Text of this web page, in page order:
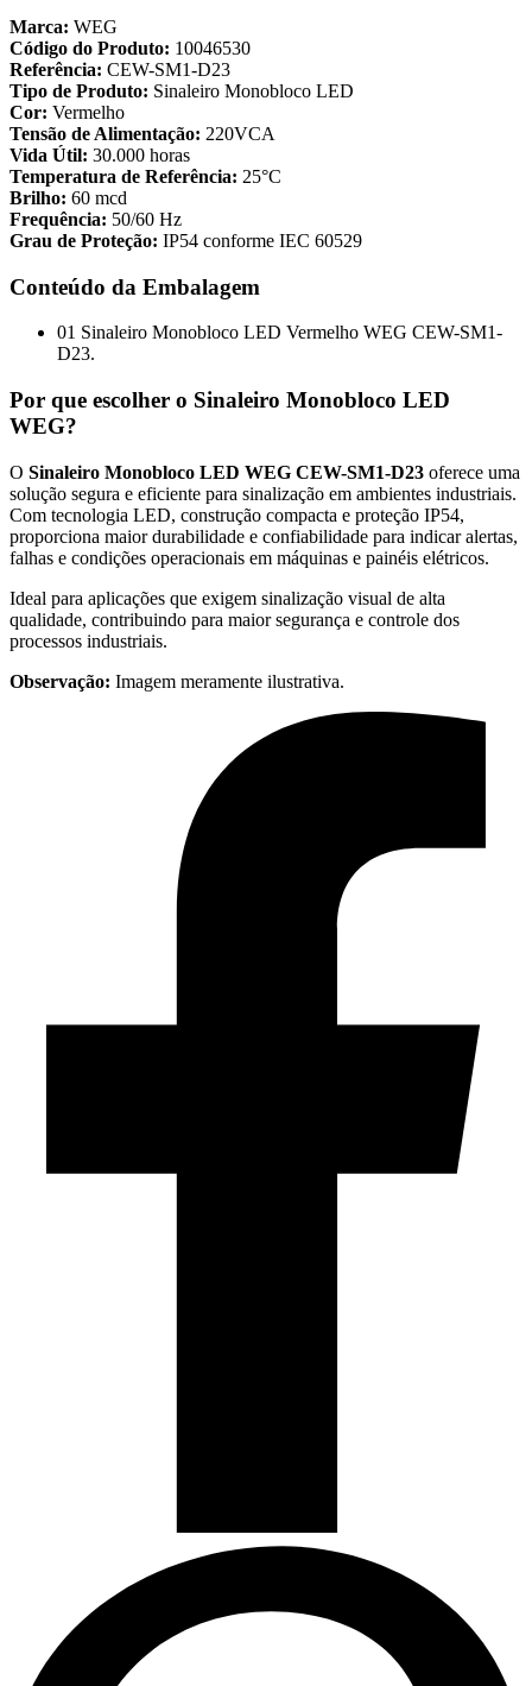
Marca: WEG
Código do Produto: 10046530
Referência: CEW-SM1-D23
Tipo de Produto: Sinaleiro Monobloco LED
Cor: Vermelho
Tensão de Alimentação: 220VCA
Vida Útil: 30.000 horas
Temperatura de Referência: 25°C
Brilho: 60 mcd
Frequência: 50/60 Hz
Grau de Proteção: IP54 conforme IEC 60529
Conteúdo da Embalagem
01 Sinaleiro Monobloco LED Vermelho WEG CEW-SM1-
D23.
Por que escolher o Sinaleiro Monobloco LED
WEG?
O Sinaleiro Monobloco LED WEG CEW-SM1-D23 oferece uma
solução segura e eficiente para sinalização em ambientes industriais.
Com tecnologia LED, construção compacta e proteção IP54,
proporciona maior durabilidade e confiabilidade para indicar alertas,
falhas e condições operacionais em máquinas e painéis elétricos.
Ideal para aplicações que exigem sinalização visual de alta
qualidade, contribuindo para maior segurança e controle dos
processos industriais.
Observação: Imagem meramente ilustrativa.